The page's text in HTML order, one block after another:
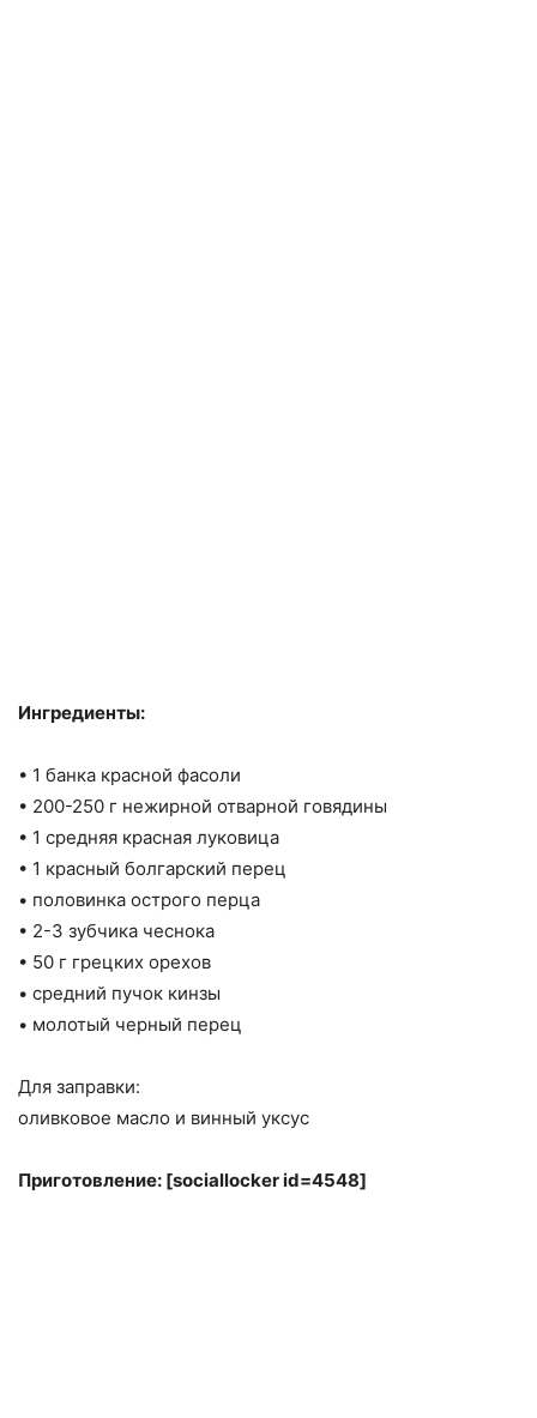
Ингредиенты:
• 1 банка красной фасоли
• 200-250 г нежирной отварной говядины
• 1 средняя красная луковица
• 1 красный болгарский перец
• половинка острого перца
• 2-3 зубчика чеснока
• 50 г грецких орехов
• средний пучок кинзы
• молотый черный перец
Для заправки:
оливковое масло и винный уксус
Приготовление: [sociallocker id=4548]